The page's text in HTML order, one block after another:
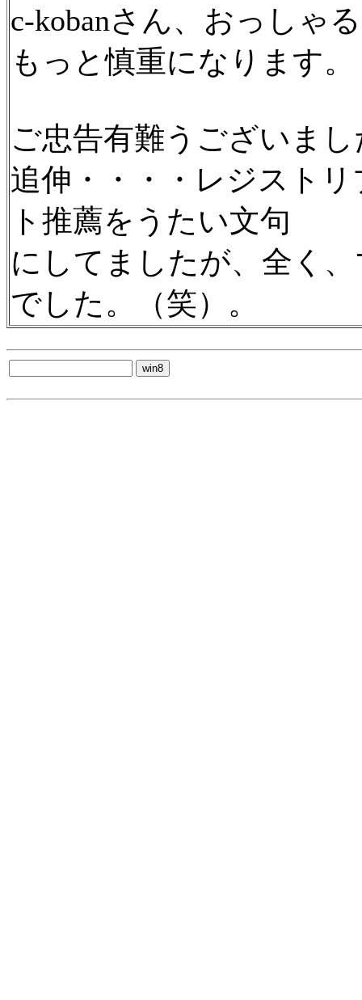
c-kobanさん、おっしゃ
もっと慎重になります。
ご忠告有難うございまし
追伸・・・・レジスト
ト推薦をうたい文句
にしてましたが、全く
でした。（笑）。